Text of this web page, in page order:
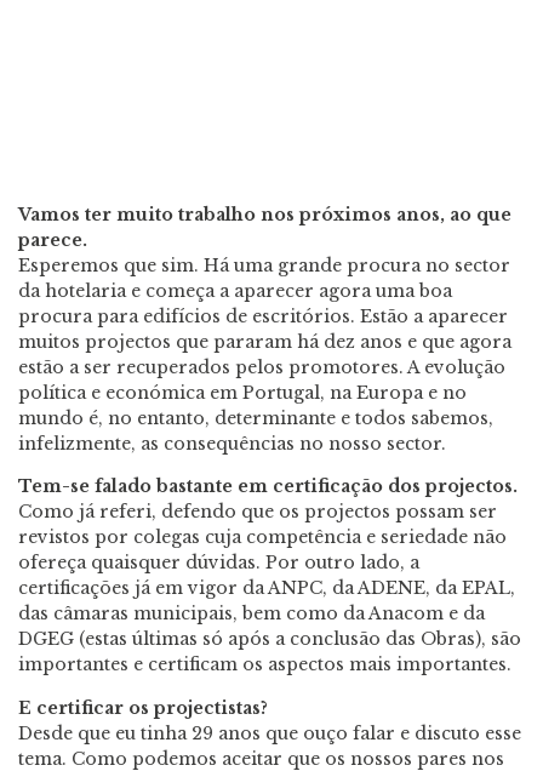
Vamos ter muito trabalho nos próximos anos, ao que
parece.
Esperemos que sim. Há uma grande procura no sector
da hotelaria e começa a aparecer agora uma boa
procura para edifícios de escritórios. Estão a aparecer
muitos projectos que pararam há dez anos e que agora
estão a ser recuperados pelos promotores. A evolução
política e económica em Portugal, na Europa e no
mundo é, no entanto, determinante e todos sabemos,
infelizmente, as consequências no nosso sector.
Tem-se falado bastante em certificação dos projectos.
Como já referi, defendo que os projectos possam ser
revistos por colegas cuja competência e seriedade não
ofereça quaisquer dúvidas. Por outro lado, a
certificações já em vigor da ANPC, da ADENE, da EPAL,
das câmaras municipais, bem como da Anacom e da
DGEG (estas últimas só após a conclusão das Obras), são
importantes e certificam os aspectos mais importantes.
E certificar os projectistas?
Desde que eu tinha 29 anos que ouço falar e discuto esse
tema. Como podemos aceitar que os nossos pares nos